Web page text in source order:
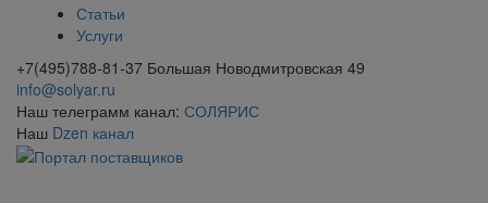
Статьи
Услуги
+7(495)788-81-37 Большая Новодмитровская 49
info@solyar.ru
Наш телеграмм канал: СОЛЯРИС
Наш Dzen канал